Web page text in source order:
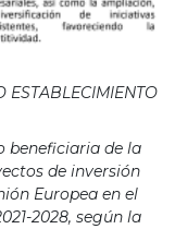
ESTABLECIMIENTO
beneficiaria de la
de inversión
Europea en el
2028, según la